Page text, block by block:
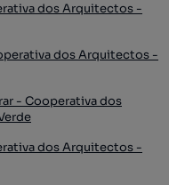
dos Arquitectos -
dos Arquitectos -
- Cooperativa dos
dos Arquitectos -